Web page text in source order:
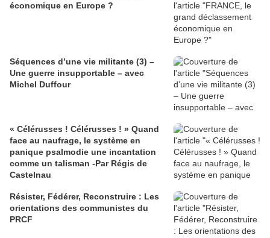
économique en Europe ?
Séquences d’une vie militante (3) –
Une guerre insupportable – avec
Michel Duffour
« Célérusses ! Célérusses ! » Quand
face au naufrage, le système en
panique psalmodie une incantation
comme un talisman -Par Régis de
Castelnau
Résister, Fédérer, Reconstruire : Les
orientations des communistes du
PRCF